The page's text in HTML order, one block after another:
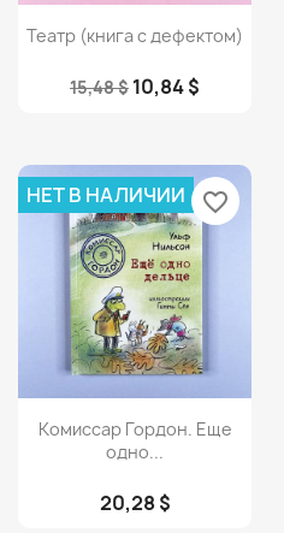
Просмотр
Театр (книга с дефектом)
15,48 $ 10,84 $
Просмотр
Комиссар Гордон. Еще
одно...
20,28 $
НЕТ В НАЛИЧИИ favorite_border